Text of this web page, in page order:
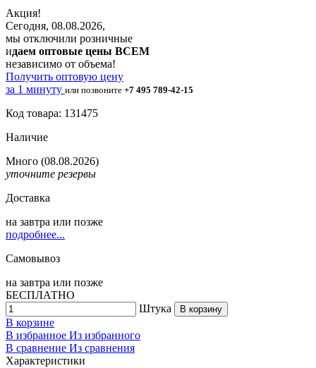
Акция!
Сегодня, 08.08.2026,
мы отключили розничные
идаем оптовые цены ВСЕМ
независимо от объема!
Получить оптовую цену
за 1 минуту или позвоните +7 495 789-42-15
Код товара: 131475
Наличие
Много (08.08.2026)
уточните резервы
Доставка
на завтра или позже
подробнее...
Самовывоз
на завтра или позже
БЕСПЛАТНО
Штука
В корзину
В корзине
В избранное Из избранного
В сравнение Из сравнения
Характеристики